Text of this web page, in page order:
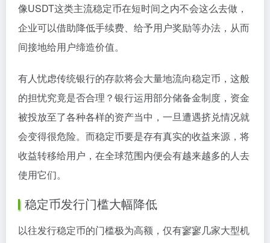
像USDT这类主流稳定币在短时间之内不会这么去做，
企业可以借助降低手续费、给予用户奖励等办法，从而
间接地给用户缔造价值。
有人忧虑传统银行的存款将会大量地流向稳定币，这般
的担忧究竟是否合理？银行运用部分储备金制度，资金
被投放至了各种各样的资产当中，一旦遭遇挤兑情况就
会变得很危险。而稳定币要是存有真实的收益来源，将
收益转移给用户，在全球范围内便会有越来越多的人去
使用它们。
稳定币发行门槛大幅降低
以往发行稳定币的门槛极为高额，仅有寥寥几家大型机